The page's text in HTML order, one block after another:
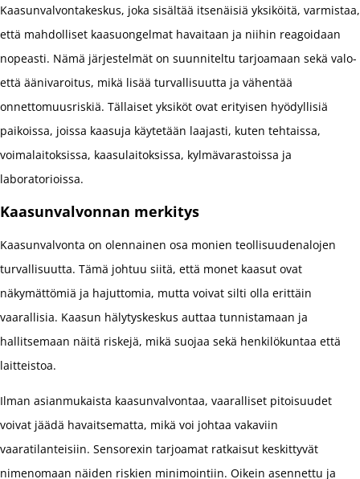
Kaasunvalvontakeskus, joka sisältää itsenäisiä yksiköitä, varmistaa,
että mahdolliset kaasuongelmat havaitaan ja niihin reagoidaan
nopeasti. Nämä järjestelmät on suunniteltu tarjoamaan sekä valo-
että äänivaroitus, mikä lisää turvallisuutta ja vähentää
onnettomuusriskiä. Tällaiset yksiköt ovat erityisen hyödyllisiä
paikoissa, joissa kaasuja käytetään laajasti, kuten tehtaissa,
voimalaitoksissa, kaasulaitoksissa, kylmävarastoissa ja
laboratorioissa.
Kaasunvalvonnan merkitys
Kaasunvalvonta on olennainen osa monien teollisuudenalojen
turvallisuutta. Tämä johtuu siitä, että monet kaasut ovat
näkymättömiä ja hajuttomia, mutta voivat silti olla erittäin
vaarallisia. Kaasun hälytyskeskus auttaa tunnistamaan ja
hallitsemaan näitä riskejä, mikä suojaa sekä henkilökuntaa että
laitteistoa.
Ilman asianmukaista kaasunvalvontaa, vaaralliset pitoisuudet
voivat jäädä havaitsematta, mikä voi johtaa vakaviin
vaaratilanteisiin. Sensorexin tarjoamat ratkaisut keskittyvät
nimenomaan näiden riskien minimointiin. Oikein asennettu ja